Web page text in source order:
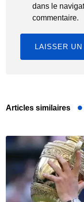
dans le
commentaire.
Articles similaires